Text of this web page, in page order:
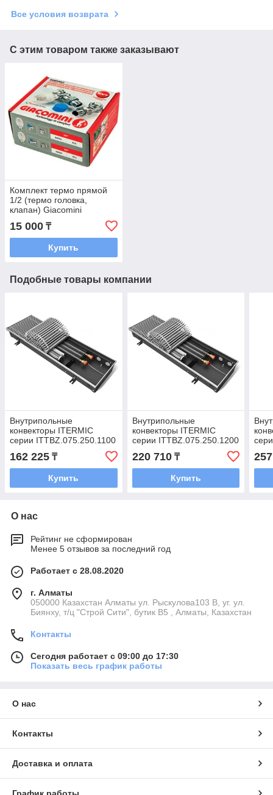
Все условия возврата
С этим товаром также заказывают
Комплект термо прямой
1/2 (термо головка,
клапан) Giacomini
15 000 ₸
Купить
Подобные товары компании
Внутрипольные
конвекторы ITERMIC
серии ITTBZ.075.250.1100
конвекцией)
162 225 ₸
Купить
Внутрипольные
конвекторы ITERMIC
серии ITTBZ.075.250.1200
конвекцией)
220 710₸
Купить
О нас
Рейтинг не сформирован
Менее 5 отзывов за последний год
Работает с 28.08.2020
г. Алматы
050000 Казахстан Алматы ул. Рыскулова103 В, уг. ул.
Биянху, т/ц "Строй Сити", бутик В5 , Алматы, Казахстан
Контакты
Сегодня работает с 09:00 до 17:30
Показать весь график работы
О нас
Контакты
Доставка и оплата